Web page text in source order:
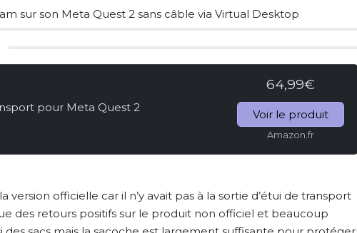
sur son Meta Quest 2 sans câble via Virtual Desktop
pour Meta Quest 2
64,99€
Voir le produit
Amazon.fr
version officielle car il n’y avait pas à la sortie d’étui de transport
des retours positifs sur le produit non officiel et beaucoup